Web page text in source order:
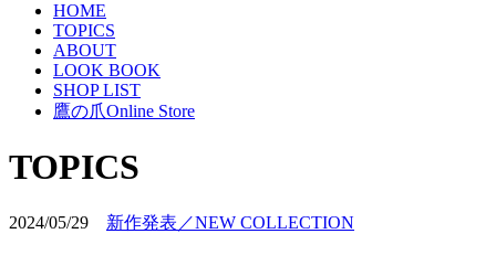
HOME
TOPICS
ABOUT
LOOK BOOK
SHOP LIST
鷹の爪Online Store
TOPICS
2024/05/29 新作発表／NEW COLLECTION